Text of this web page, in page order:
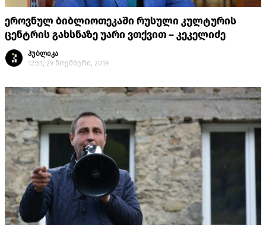
ეროვნულ ბიბლიოთეკაში რუსული კულტურის
ცენტრის გახსნაზე უარი ვთქვით – კეკელიძე
პუბლიკა
12:51, 29 ნოემბერი, 2019